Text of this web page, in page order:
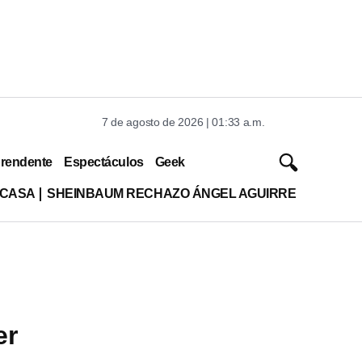
7 de agosto de 2026 | 01:33 a.m.
Espectáculos Geek
SHEINBAUM RECHAZO ÁNGEL AGUIRRE